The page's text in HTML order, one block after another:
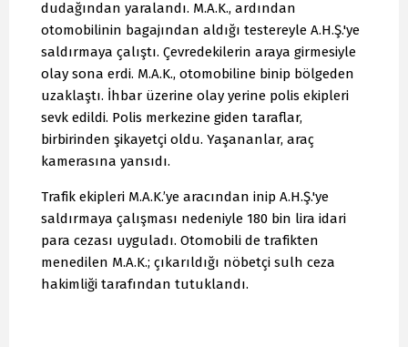
dudağından yaralandı. M.A.K., ardından
otomobilinin bagajından aldığı testereyle A.H.Ş.'ye
saldırmaya çalıştı. Çevredekilerin araya girmesiyle
olay sona erdi. M.A.K., otomobiline binip bölgeden
uzaklaştı. İhbar üzerine olay yerine polis ekipleri
sevk edildi. Polis merkezine giden taraflar,
birbirinden şikayetçi oldu. Yaşananlar, araç
kamerasına yansıdı.
Trafik ekipleri M.A.K.’ye aracından inip A.H.Ş.'ye
saldırmaya çalışması nedeniyle 180 bin lira idari
para cezası uyguladı. Otomobili de trafikten
menedilen M.A.K.; çıkarıldığı nöbetçi sulh ceza
hakimliği tarafından tutuklandı.